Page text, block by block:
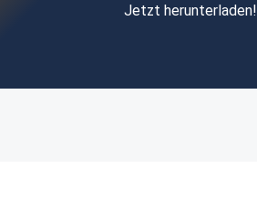
Jetzt herunterladen!